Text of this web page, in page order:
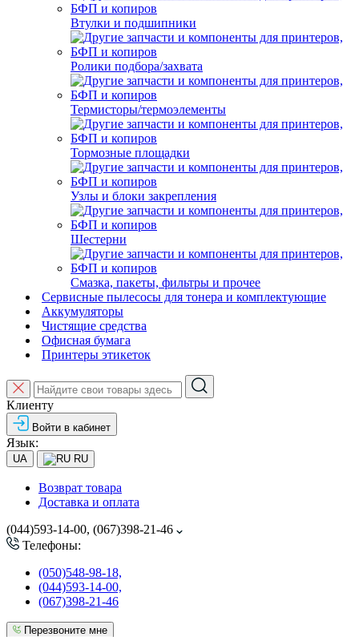
Втулки и подшипники
Ролики подбора/захвата
Термисторы/термоэлементы
Тормозные площадки
Узлы и блоки закрепления
Шестерни
Смазка, пакеты, фильтры и прочее
Сервисные пылесосы для тонера и комплектующие
Аккумуляторы
Чистящие средства
Офисная бумага
Принтеры этикеток
Клиенту
Войти в кабинет
Язык:
UA RU
Возврат товара
Доставка и оплата
(044)593-14-00, (067)398-21-46
Телефоны:
(050)548-98-18,
(044)593-14-00,
(067)398-21-46
Перезвоните мне